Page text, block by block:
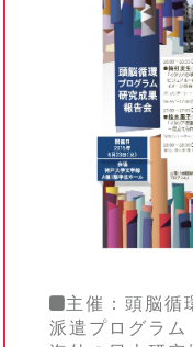
主催：頭脳循
派遣プログラ